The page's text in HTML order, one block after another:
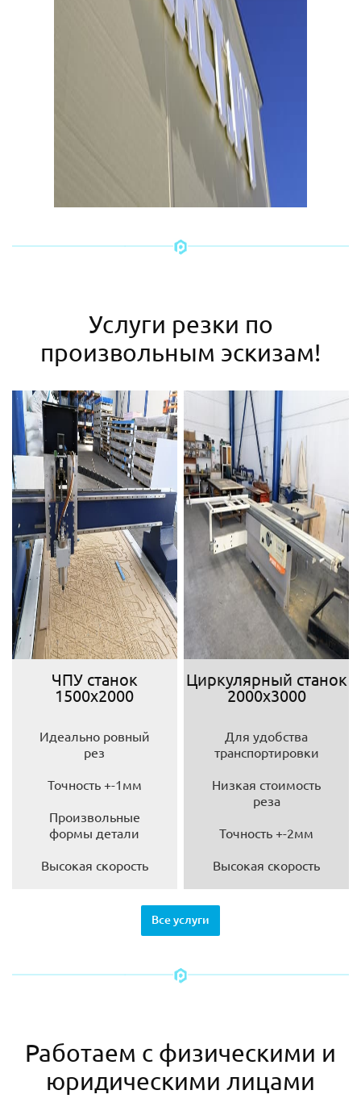
Услуги резки по
произвольным эскизам!
ЧПУ станок
1500х2000
Идеально ровный
рез
Точность +-1мм
Произвольные
формы детали
Высокая скорость
Циркулярный станок
2000х3000
Для удобства
транспортировки
Низкая стоимость
реза
Точность +-2мм
Высокая скорость
Все услуги
Работаем с физическими и
юридическими лицами